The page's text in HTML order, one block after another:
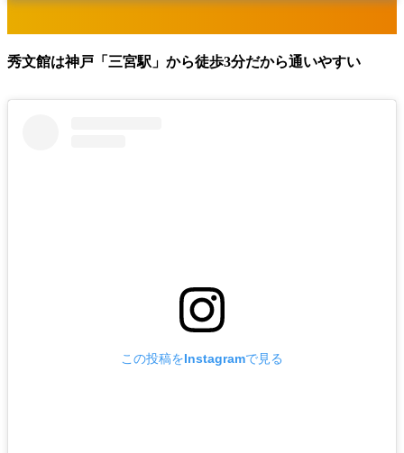
秀文館は神戸「三宮駅」 から徒歩3分だから通いやすい
この投稿をInstagramで見る